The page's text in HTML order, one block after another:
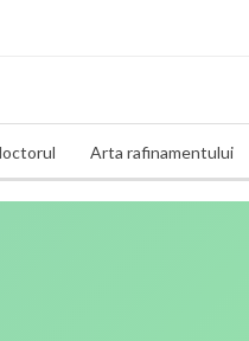
Arta rafinamentului